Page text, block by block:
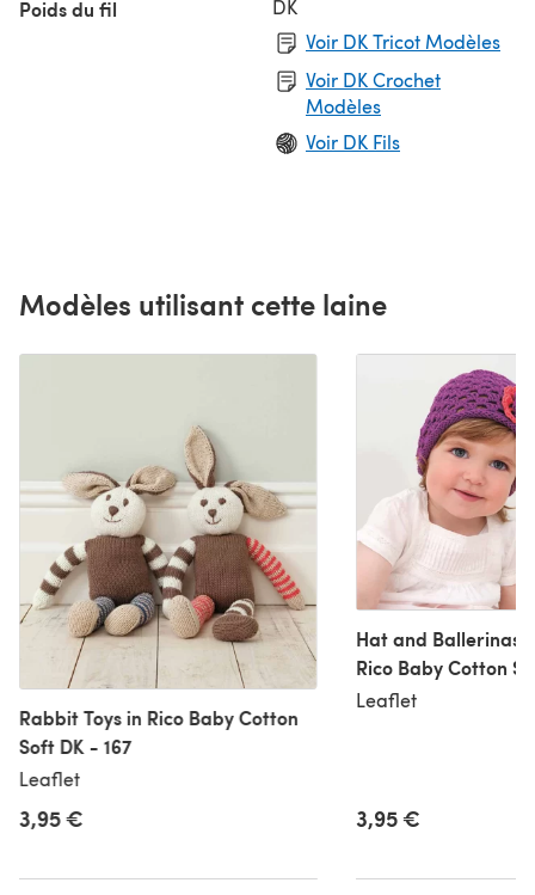
Poids du fil
DK
Voir DK Tricot Modèles
Voir DK Crochet
Modèles
Voir DK Fils
Modèles utilisant cette laine
Rabbit Toys in Rico Baby Cotton
Soft DK - 167
Leaflet
3,95 €
Hat and Ballerinas
Leaflet
3,95 €